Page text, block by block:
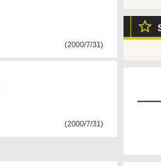
(2000/7/31)
(2000/7/31)